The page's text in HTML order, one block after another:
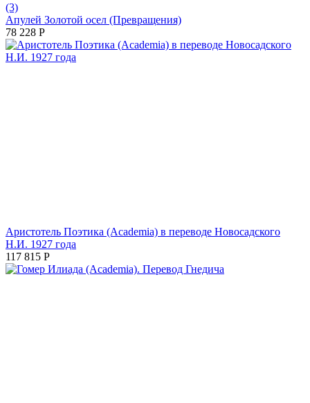
(3)
Апулей Золотой осел (Превращения)
78 228 Р
Аристотель Поэтика (Academia) в переводе Новосадского
Н.И. 1927 года
117 815 Р